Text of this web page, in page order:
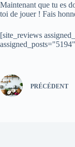
Maintenant que tu es
toi de jouer ! Fais
[site_reviews
PRÉCÉDENT